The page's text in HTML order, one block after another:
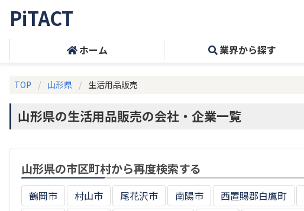
PiTACT
ホーム 業界から探す
TOP 山形県 生活用品販売
山形県の生活用品販売の会社・企業一覧
山形県の市区町村から再度検索する
鶴岡市 村山市 尾花沢市 南陽市 西置賜郡白鷹町